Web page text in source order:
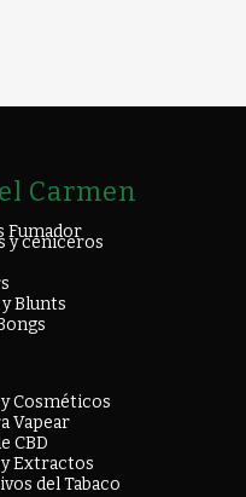
Carmen
Fumador
y ceniceros
Blunts
Cosméticos
Vapear
CBD
y Extractos
del Tabaco